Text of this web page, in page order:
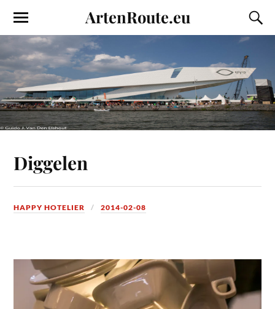
ArtenRoute.eu
Diggelen
HAPPY HOTELIER 2014-02-08